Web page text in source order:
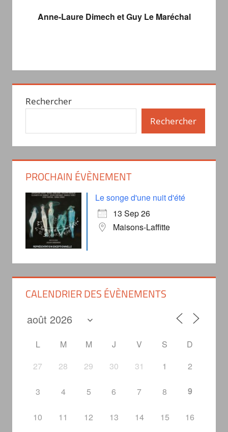
Anne-Laure Dimech et Guy Le Maréchal
Rechercher
Rechercher
PROCHAIN ÉVÈNEMENT
Le songe d'une nuit d'été
13 Sep 26
Maisons-Laffitte
CALENDRIER DES ÉVÈNEMENTS
L M M J V S
D
27
28 29 30 31 1 2
3 4 5 6 7 8 9
10 11 12 13 14 15 16